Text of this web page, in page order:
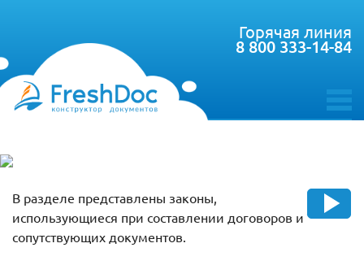
toggle
Горячая линия
8 800 333-14-84
В разделе представлены законы,
использующиеся при составлении договоров и
сопутствующих документов.